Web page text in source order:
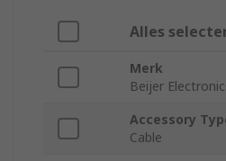
Alles
Merk
Beijer
Accessory
Cable